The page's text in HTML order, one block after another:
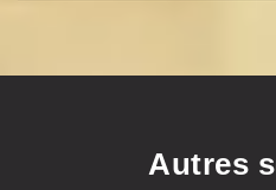
Autres